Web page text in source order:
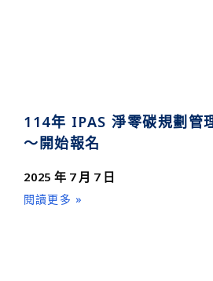
114年 IPAS 淨零碳規劃管
～開始報名
2025 年 7 月 7 日
閱讀更多 »